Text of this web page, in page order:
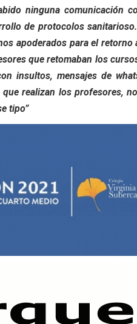
ninguna comunicación
de protocolos
apoderados para el retorno
que retomaban los
insultos, mensajes de
realizan los profesores,
tipo”